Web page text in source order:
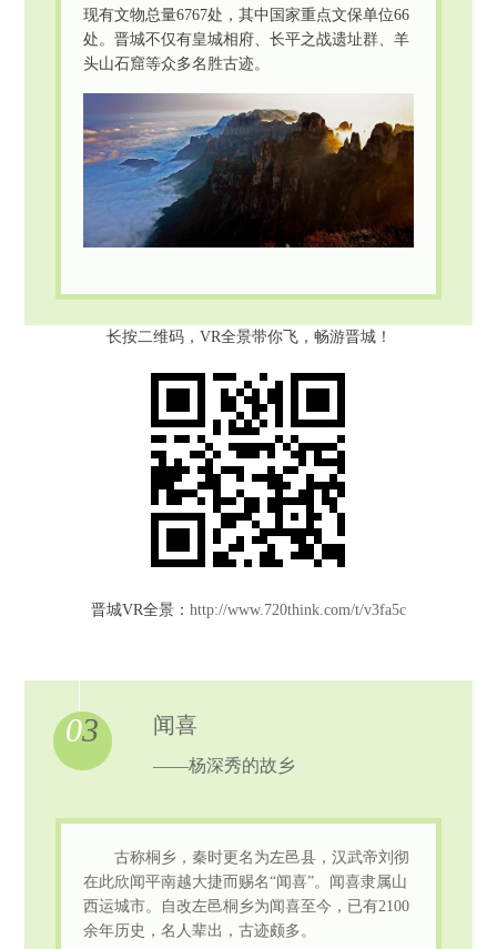
现有文物总量6767处，其中国家重点文保单位66
处。晋城不仅有皇城相府、长平之战遗址群、羊
头山石窟等众多名胜古迹。
长按二维码，VR全景带你飞，畅游晋城！
晋城VR全景： http://www.720think.com/t/v3fa5c
03 闻喜
——杨深秀的故乡
古称桐乡，秦时更名为左邑县，汉武帝刘彻
在此欣闻平南越大捷而赐名“闻喜”。闻喜隶属山
西运城市。自改左邑桐乡为闻喜至今，已有2100
余年历史，名人辈出，古迹颇多。